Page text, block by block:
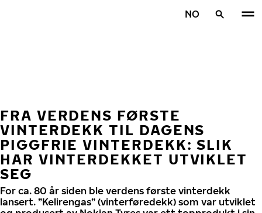
NO
FRA VERDENS FØRSTE
VINTERDEKK TIL DAGENS
PIGGFRIE VINTERDEKK: SLIK
HAR VINTERDEKKET UTVIKLET
SEG
For ca. 80 år siden ble verdens første vinterdekk
lansert. ”Kelirengas” (vinterføredekk) som var utviklet